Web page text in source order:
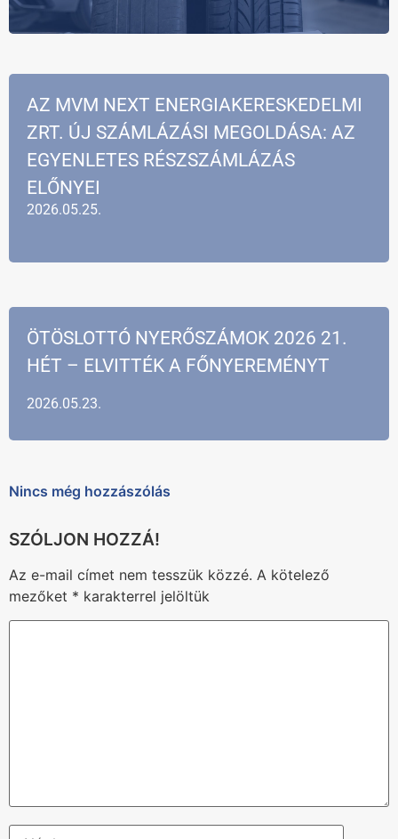
2026.05.25.
AZ MVM NEXT ENERGIAKERESKEDELMI
ZRT. ÚJ SZÁMLÁZÁSI MEGOLDÁSA: AZ
EGYENLETES RÉSZSZÁMLÁZÁS
ELŐNYEI
2026.05.23.
ÖTÖSLOTTÓ NYERŐSZÁMOK 2026 21.
HÉT – ELVITTÉK A FŐNYEREMÉNYT
Nincs még hozzászólás
Az e-mail címet nem tesszük közzé. A kötelező
mezőket * karakterrel jelöltük